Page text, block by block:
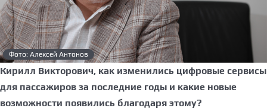
Фото: Алексей Антонов
Кирилл Викторович, как изменились цифровые сервисы
для пассажиров за последние годы и какие новые
возможности появились благодаря этому?